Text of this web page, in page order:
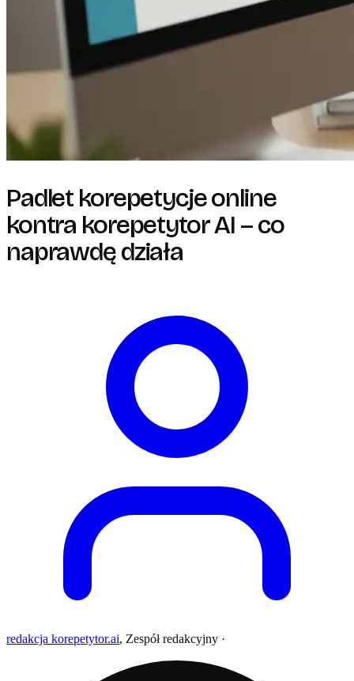
Padlet korepetycje online
kontra korepetytor AI – co
naprawdę działa
redakcja korepetytor.ai, Zespół redakcyjny ·